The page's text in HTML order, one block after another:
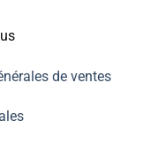
de ventes